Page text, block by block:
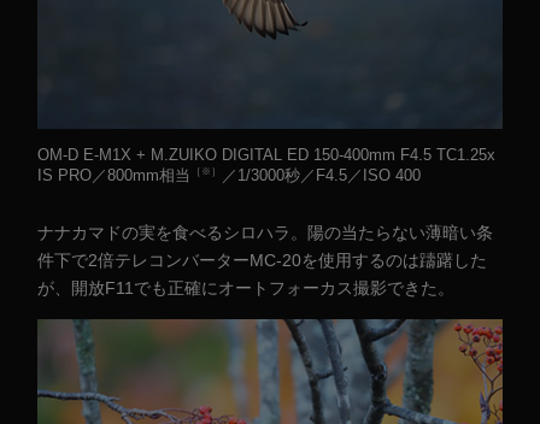
OM-D E-M1X + M.ZUIKO DIGITAL ED 150-400mm F4.5 TC1.25x
IS PRO／800mm相当
［※］ ／1/3000秒／F4.5／ISO 400
ナナカマドの実を食べるシロハラ。陽の当たらない薄暗い条
件下で2倍テレコンバーターMC-20を使用するのは躊躇した
が、開放F11でも正確にオートフォーカス撮影できた。